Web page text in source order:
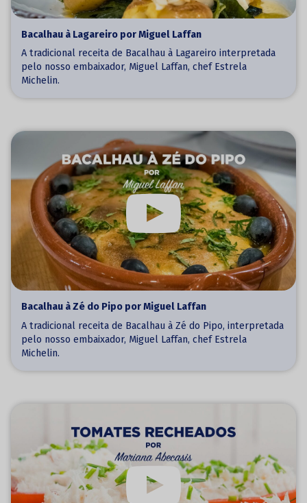
Bacalhau à Lagareiro por Miguel Laffan
A tradicional receita de Bacalhau à Lagareiro interpretada
pelo nosso embaixador, Miguel Laffan, chef Estrela
Michelin.
Bacalhau à Zé do Pipo por Miguel Laffan
A tradicional receita de Bacalhau à Zé do Pipo, interpretada
pelo nosso embaixador, Miguel Laffan, chef Estrela
Michelin.